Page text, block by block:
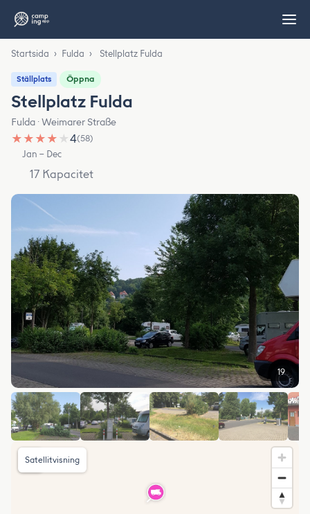
Startsida › Fulda › Stellplatz Fulda
Ställplats Öppna
Stellplatz Fulda
Fulda · Weimarer Straße
★ ★ ★ ★ ★4(58)
Jan – Dec
17 Kapacitet
19
Satellitvisning